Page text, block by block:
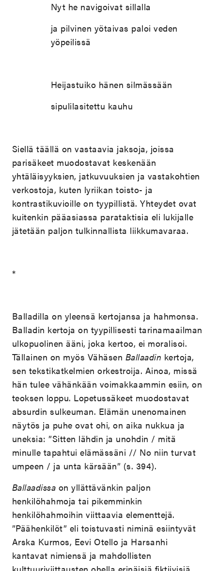
Nyt he navigoivat sillalla
ja pilvinen yötaivas paloi veden
yöpeilissä
Heijastuiko hänen silmässään
sipulilasitettu kauhu
Siellä täällä on vastaavia jaksoja, joissa
parisäkeet muodostavat keskenään
yhtäläisyyksien, jatkuvuuksien ja vastakohtien
verkostoja, kuten lyriikan toisto- ja
kontrastikuvioille on tyypillistä. Yhteydet ovat
kuitenkin pääasiassa parataktisia eli lukijalle
jätetään paljon tulkinnallista liikkumavaraa.
*
Balladilla on yleensä kertojansa ja hahmonsa.
Balladin kertoja on tyypillisesti tarinamaailman
ulkopuolinen ääni, joka kertoo, ei moralisoi.
Tällainen on myös Vähäsen Ballaadin kertoja,
sen tekstikatkelmien orkestroija. Ainoa, missä
hän tulee vähänkään voimakkaammin esiin, on
teoksen loppu. Lopetussäkeet muodostavat
absurdin sulkeuman. Elämän unenomainen
näytös ja puhe ovat ohi, on aika nukkua ja
uneksia: ”Sitten lähdin ja unohdin / mitä
minulle tapahtui elämässäni // No niin turvat
umpeen / ja unta kärsään” (s. 394).
Ballaadissa on yllättävänkin paljon
henkilöhahmoja tai pikemminkin
henkilöhahmoihin viittaavia elementtejä.
”Päähenkilöt” eli toistuvasti niminä esiintyvät
Arska Kurmos, Eevi Otello ja Harsanhi
kantavat nimiensä ja mahdollisten